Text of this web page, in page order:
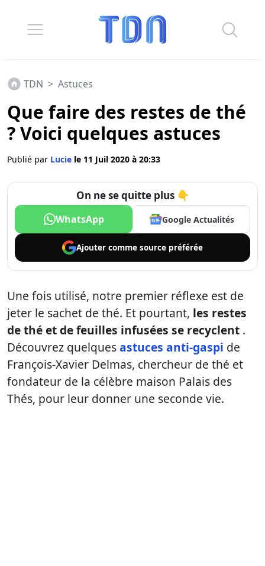
TDN > Astuces
Que faire des restes de thé
? Voici quelques astuces
Publié par Lucie le 11 Juil 2020 à 20:33
On ne se quitte plus 👇
WhatsApp Google Actualités
Ajouter comme source préférée
Une fois utilisé, notre premier réflexe est de
jeter le sachet de thé. Et pourtant, les restes
de thé et de feuilles infusées se recyclent .
Découvrez quelquesastuces anti-gaspi de
François-Xavier Delmas, chercheur de thé et
fondateur de la célèbre maison Palais des
Thés, pour leur donner une seconde vie.